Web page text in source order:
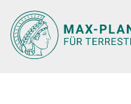
Hauptinhalt